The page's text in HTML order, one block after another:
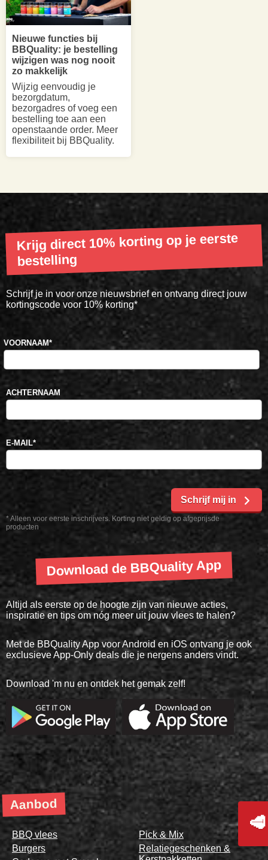
Nieuwe functies bij
BBQuality: je bestelling
wijzigen was nog nooit
zo makkelijk
Wijzig eenvoudig je
bezorgdatum,
bezorgadres of voeg een
bestelling toe aan een
openstaande order. Meer
flexibiliteit bij BBQuality.
Krijg direct 10% korting op je eerste
bestelling
Schrijf je in voor onze nieuwsbrief en ontvang direct jouw
kortingscode voor 10% korting*
* Alleen voor eerste inschrijvers. Korting niet geldig op afgeprijsde
producten
VOORNAAM*
ACHTERNAAM
E-MAIL*
Schrijf mij in
Download de BBQuality App
Altijd als eerste op de hoogte zijn van nieuwe acties,
inspiratie en tips om nóg meer uit jouw vlees te halen?
Met de BBQuality App voor Android en iOS ontvang je ook
exclusieve App-Only deals die je nergens anders vindt.
Download 'm nu en ontdek het gemak zelf!
Aanbod
BBQ vlees
Burgers
Pick & Mix
Relatiegeschenken &
🥩